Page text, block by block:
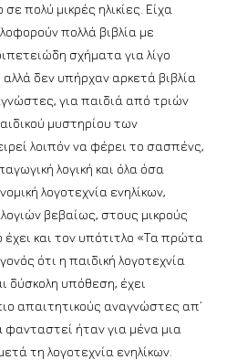
πολύ μικρές ηλικίες. Είχα
πολλά βιβλία με
σχήματα για λίγο
αλλά δεν υπήρχαν αρκετά βιβλία
για παιδιά από τριών
μυστηρίου των
λοιπόν να φέρει το σασπένς,
λογική και όλα όσα
λογοτεχνία ενηλίκων,
βεβαίως, στους μικρούς
έχει και τον υπότιτλο «Τα πρώτα
ότι η παιδική λογοτεχνία
δύσκολη υπόθεση, έχει
απαιτητικούς αναγνώστες απ’
φανταστεί ήταν για μένα μια
τη λογοτεχνία ενηλίκων.